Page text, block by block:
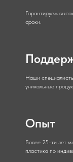
Гарантируем
сроки.
Наши
уникальные
Опыт
Более 25-ти лет
пластика по